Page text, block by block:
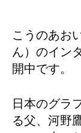
こうのあお
ん）のイン
開中です。
日本のグラ
る父、河野